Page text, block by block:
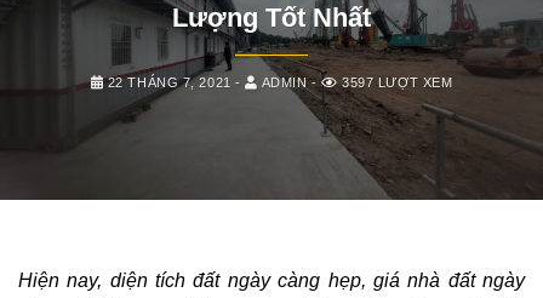
Lượng Tốt Nhất
22 THÁNG 7, 2021 - ADMIN - 3597 LƯỢT XEM
Hiện nay, diện tích đất ngày càng hẹp, giá nhà đất ngày